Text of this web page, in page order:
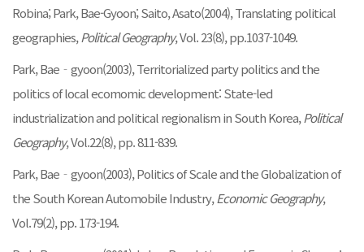
Robina; Park, Bae-Gyoon; Saito, Asato(2004), Translating political
geographies, Political Geography, Vol. 23(8), pp.1037-1049.
Park, Bae‐gyoon(2003), Territorialized party politics and the
politics of local ecomomic development: State-led
industrialization and political regionalism in South Korea, Political
Geography, Vol.22(8), pp. 811-839.
Park, Bae‐gyoon(2003), Politics of Scale and the Globalization of
the South Korean Automobile Industry, Economic Geography,
Vol.79(2), pp. 173-194.